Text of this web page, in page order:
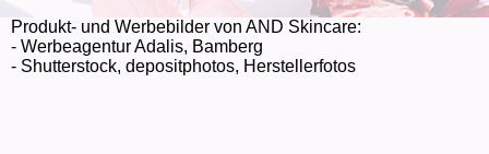
Produkt- und Werbebilder von AND Skincare:
- Werbeagentur Adalis, Bamberg
- Shutterstock, depositphotos, Herstellerfotos